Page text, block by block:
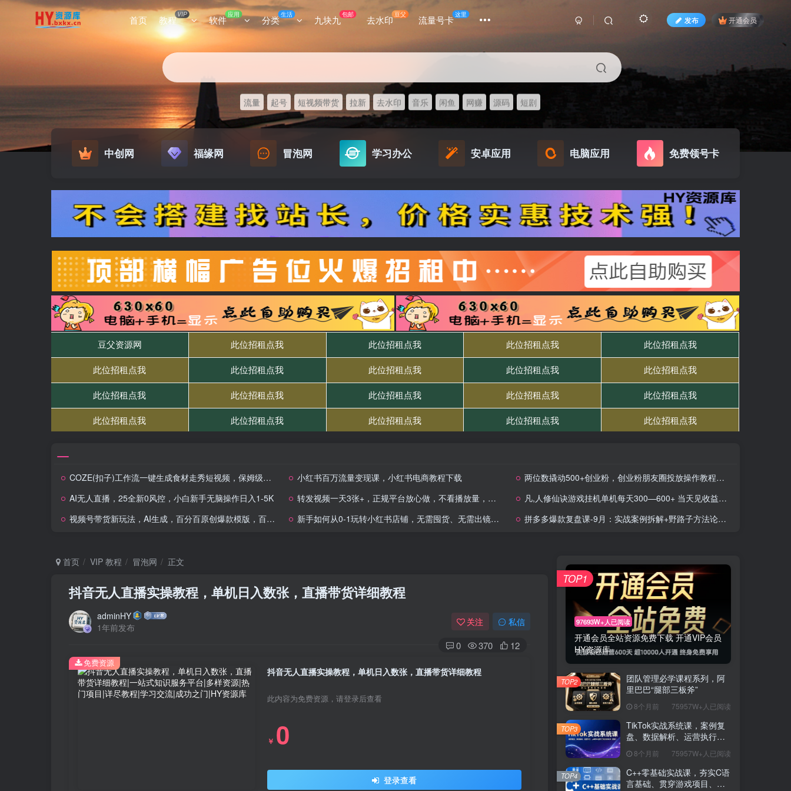
首页 教程VIP 软件 应用 分类生活 九块九包邮 去水印豆父 流量号卡这里
发布 开通会员
流量 起号 短视频带货 拉新 去水印 音乐 闲鱼 网赚 源码 短剧
中创网 福缘网 冒泡网 学习办公 安卓应用 电脑应用 免费领号卡
COZE(扣子)工作流一键生成食材走秀短视频，保姆级教程，零基础快速入门 小红书百万流量变现课，小红书电商教程下载
两位数撬动500+创业粉，创业粉朋友圈投放操作教程，花小钱办大事内含找…
AI无人直播，25全新0风控，小白新手无脑操作日入1-5K
转发视频一天3张+，正规平台放心做，不看播放量，不看粉丝量，一个任务几分钟完成
凡,人修仙诀游戏挂机单机每天300—600+ 当天见收益随时在线变现 …
视频号带货新玩法，AI生成，百分百原创爆款模版，百分百起号，高佣商品T+1结算月入过W
新手如何从0-1玩转小红书店铺，无需囤货、无需出镜，可在家低成本运营开店 拼多多爆款复盘课-9月：实战案例拆解+野路子方法论，快速掌握爆单新逻辑
首页 VIP 教程 冒泡网 正文
抖音无人直播实操教程，单机日入数张，直播带货详细教程
adminHY
1年前发布
关注 私信
0 370 12
抖音无人直播实操教程，单机日入数张，直播带货详细教程
此内容为免费资源，请登录后查看
￥ 0
登录查看
免费资源
97693W+人已阅读
开通会员全站资源免费下载 开通VIP会员
HY资源库
TOP1
团队管理必学课程系列，阿
里巴巴“腿部三板斧”
8个月前 75957W+人已阅读
TOP2
TikTok实战系统课，案例复
盘、数据解析、运营执行，
（更新）
8个月前 75957W+人已阅读
TOP3
C++零基础实战课，夯实C语
言基础、贯穿游戏项目、掌
TOP4